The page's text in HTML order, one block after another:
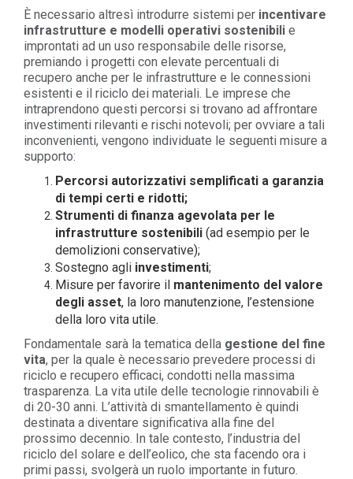
È necessario altresì introdurre sistemi per incentivare
infrastrutture e modelli operativi sostenibili e
improntati ad un uso responsabile delle risorse,
premiando i progetti con elevate percentuali di
recupero anche per le infrastrutture e le connessioni
esistenti e il riciclo dei materiali. Le imprese che
intraprendono questi percorsi si trovano ad affrontare
investimenti rilevanti e rischi notevoli; per ovviare a tali
inconvenienti, vengono individuate le seguenti misure a
supporto:
Percorsi autorizzativi semplificati a garanzia
di tempi certi e ridotti;
Strumenti di finanza agevolata per le
infrastrutture sostenibili (ad esempio per le
demolizioni conservative);
Sostegno agli investimenti;
Misure per favorire il mantenimento del valore
degli asset, la loro manutenzione, l’estensione
della loro vita utile.
Fondamentale sarà la tematica della gestione del fine
vita, per la quale è necessario prevedere processi di
riciclo e recupero efficaci, condotti nella massima
trasparenza. La vita utile delle tecnologie rinnovabili è
di 20-30 anni. L’attività di smantellamento è quindi
destinata a diventare significativa alla fine del
prossimo decennio. In tale contesto, l’industria del
riciclo del solare e dell’eolico, che sta facendo ora i
primi passi, svolgerà un ruolo importante in futuro.